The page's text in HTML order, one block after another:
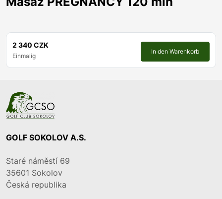
2 340 CZK
Einmalig
In den Warenkorb
GOLF SOKOLOV A.S.
Staré náměstí 69
35601 Sokolov
Česká republika